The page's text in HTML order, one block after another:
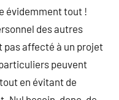
évidemment tout !
des autres
pas affecté à un projet
peuvent
en évitant de